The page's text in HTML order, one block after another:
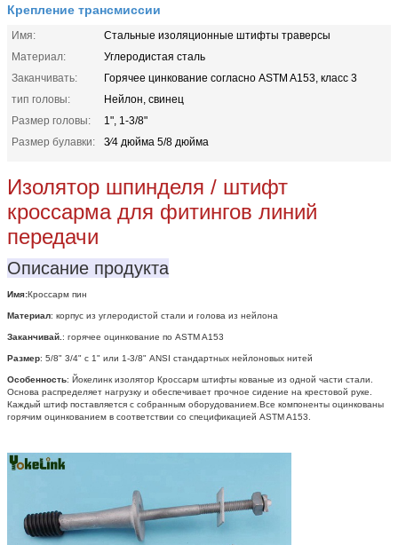
Крепление трансмиссии
Имя:
Стальные изоляционные штифты траверсы
Материал:
Углеродистая сталь
Заканчивать:
Горячее цинкование согласно ASTM A153, класс 3
тип головы:
Нейлон, свинец
Размер головы:
1", 1-3/8"
Размер булавки:
3⁄4 дюйма 5/8 дюйма
Изолятор шпинделя / штифт
кроссарма для фитингов линий
передачи
Описание продукта
Имя:Кроссарм пин
Материал: корпус из углеродистой стали и голова из нейлона
Заканчивай. : горячее оцинкование по ASTM A153
Размер: 5/8" 3/4" с 1" или 1-3/8" ANSI стандартных нейлоновых нитей
Особенность: Йокелинк изолятор Кроссарм штифты кованые из одной части стали.
Основа распределяет нагрузку и обеспечивает прочное сидение на крестовой руке.
Каждый штиф поставляется с собранным оборудованием.Все компоненты оцинкованы
горячим оцинкованием в соответствии со спецификацией ASTM A153.